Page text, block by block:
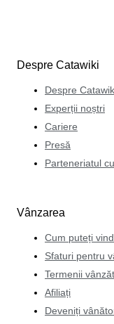
Despre Catawiki
Despre
Experții noștri
Cariere
Presă
Parteneriatul
Vânzarea
Cum puteți
Sfaturi pentru
Termenii
Afiliați
Deveniți